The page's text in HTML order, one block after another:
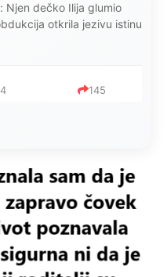
Njen dečko Ilija glumio
otkrila jezivu istinu
145